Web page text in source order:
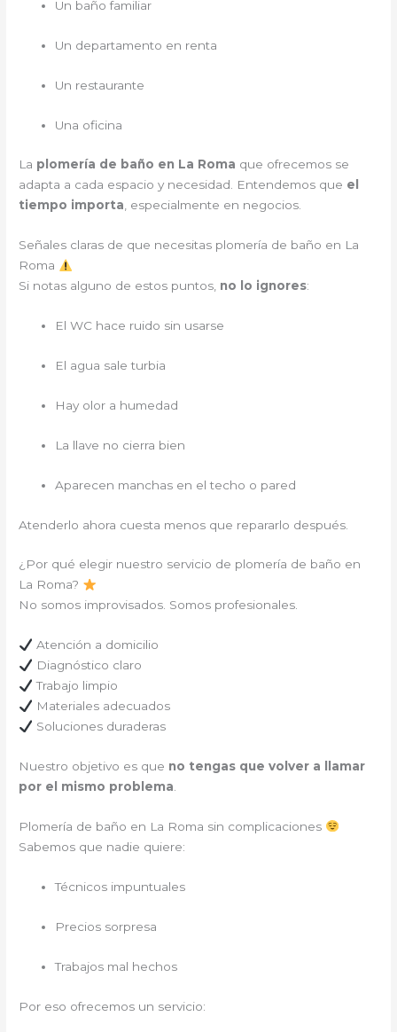
Un baño familiar
Un departamento en renta
Un restaurante
Una oficina
La plomería de baño en La Roma que ofrecemos se
adapta a cada espacio y necesidad. Entendemos que el
tiempo importa, especialmente en negocios.
Señales claras de que necesitas plomería de baño en La
Roma
Si notas alguno de estos puntos, no lo ignores:
El WC hace ruido sin usarse
El agua sale turbia
Hay olor a humedad
La llave no cierra bien
Aparecen manchas en el techo o pared
Atenderlo ahora cuesta menos que repararlo después.
¿Por qué elegir nuestro servicio de plomería de baño en
La Roma?
No somos improvisados. Somos profesionales.
Atención a domicilio
Diagnóstico claro
Trabajo limpio
Materiales adecuados
Soluciones duraderas
Nuestro objetivo es que no tengas que volver a llamar
por el mismo problema
Plomería de baño en La Roma sin complicaciones
Sabemos que nadie quiere:
Técnicos impuntuales
Precios sorpresa
Trabajos mal hechos
Por eso ofrecemos un servicio: